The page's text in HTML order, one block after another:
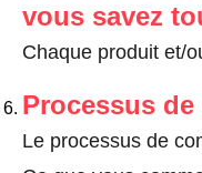
vous savez
Chaque produit et/
Processus
Le processus de